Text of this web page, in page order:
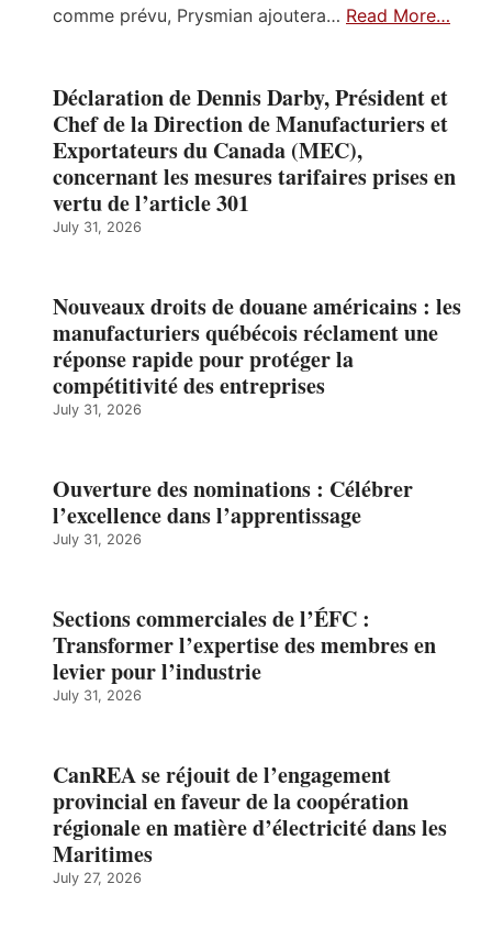
comme prévu, Prysmian ajoutera… Read More…
Déclaration de Dennis Darby, Président et
Chef de la Direction de Manufacturiers et
Exportateurs du Canada (MEC),
concernant les mesures tarifaires prises en
vertu de l’article 301
July 31, 2026
Nouveaux droits de douane américains : les
manufacturiers québécois réclament une
réponse rapide pour protéger la
compétitivité des entreprises
July 31, 2026
Ouverture des nominations : Célébrer
l’excellence dans l’apprentissage
July 31, 2026
Sections commerciales de l’ÉFC :
Transformer l’expertise des membres en
levier pour l’industrie
July 31, 2026
CanREA se réjouit de l’engagement
provincial en faveur de la coopération
régionale en matière d’électricité dans les
Maritimes
July 27, 2026